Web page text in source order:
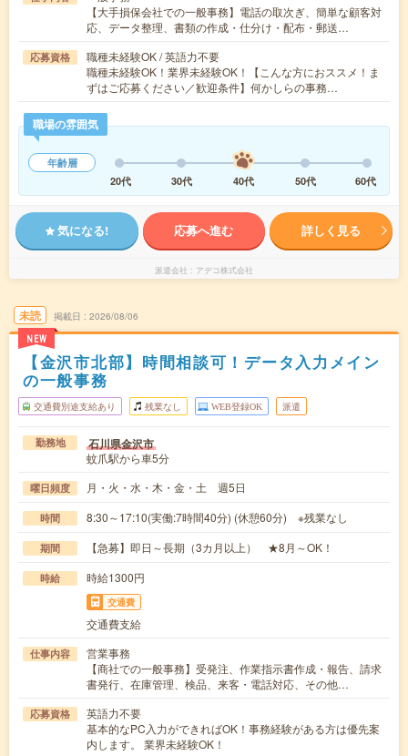
【大手損保会社での一般事務】電話の取次ぎ、簡単な顧客対
応、データ整理、書類の作成・仕分け・配布・郵送…
応募資格
職種未経験OK / 英語力不要
職種未経験OK！業界未経験OK！【こんな方におススメ！ま
ずはご応募ください／歓迎条件】何かしらの事務…
職場の雰囲気
年齢層
20代
30代 40代 50代 60代
気になる! 応募へ進む 詳しく見る
派遣会社 アデコ株式会社
未読
NEW
掲載日 2026/08/06
【金沢市北部】時間相談可！データ入力メイン
の一般事務
交通費別途支給あり 残業なし WEB登録OK 派遣
勤務地 石川県金沢市
蚊爪駅から車5分
曜日頻度 月・火・水・木・金・土 週5日
時間 8:30～17:10(実働:7時間40分) (休憩60分) ※残業なし
期間 【急募】即日～長期（3カ月以上） ★8月～OK！
時給 時給1300円
交通費
交通費支給
仕事内容
営業事務
【商社での一般事務】受発注、作業指示書作成・報告、請求
書発行、在庫管理、検品、来客・電話対応、その他…
応募資格
英語力不要
基本的なPC入力ができればOK！事務経験がある方は優先案
内します。 業界未経験OK！